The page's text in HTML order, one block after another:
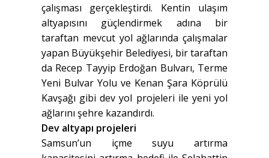
çalışması gerçekleştirdi. Kentin ulaşım
altyapısını güçlendirmek adına bir
taraftan mevcut yol ağlarında çalışmalar
yapan Büyükşehir Belediyesi, bir taraftan
da Recep Tayyip Erdoğan Bulvarı, Terme
Yeni Bulvar Yolu ve Kenan Şara Köprülü
Kavşağı gibi dev yol projeleri ile yeni yol
ağlarını şehre kazandırdı.
Dev altyapı projeleri
Samsun’un içme suyu artırma